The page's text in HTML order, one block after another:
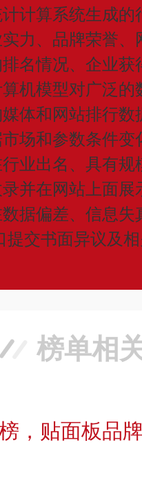
计算系统生成
力、品牌荣誉
名情况、企业
机模型对广泛
体和网站排行
场和参数条件
业出名、具有
并在网站上面
据偏差、信息
提交书面异议及
榜单相
，贴面板品